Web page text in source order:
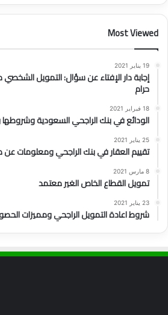
Most Viewed
19 يناير 2021
إجابة دار الإفتاء عن سؤال: التمويل
حرام
18 فبراير 2021
الودائع في بنك الراجحي السعودية وشروطها
25 يناير 2021
تقييم العقار في بنك الراجحي ومعلومات
8 مارس 2021
تمويل القطاع الخاص الغير معتمد
23 يناير 2021
شروط اعادة التمويل الراجحي ومميزات